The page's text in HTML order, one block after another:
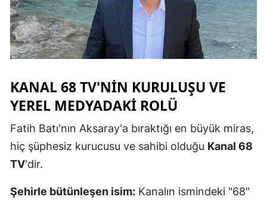
KANAL 68 TV'NIN KURULUŞU VE
YEREL MEDYADAKI ROLÜ
Fatih Batı'nın Aksaray'a bıraktığı en büyük miras,
hiç şüphesiz kurucusu ve sahibi olduğu Kanal 68
TV'dir.
Şehirle bütünleşen isim: Kanalın ismindeki "68"